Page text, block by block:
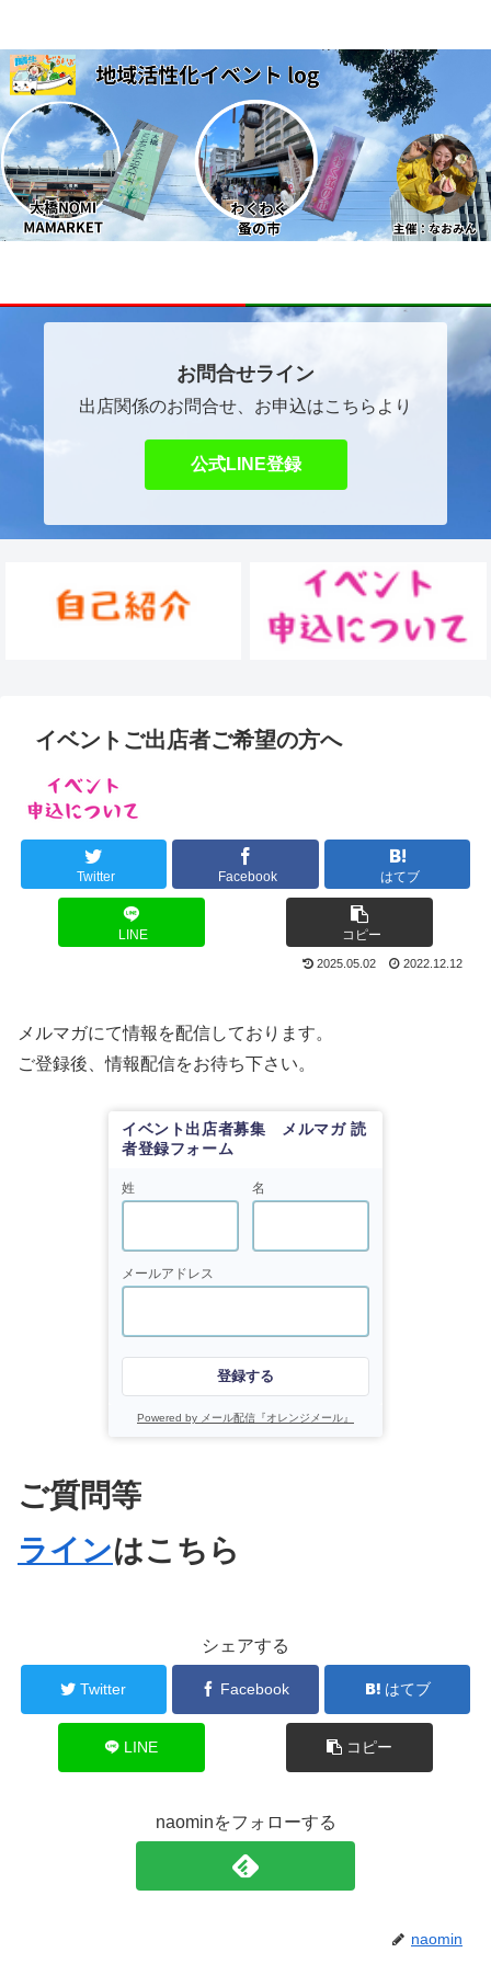
お問合せライン
出店関係のお問合せ、お申込はこちらより
公式LINE登録
イベントご出店者ご希望の方へ
Twitter Facebook はてブ
LINE コピー
2025.05.02 2022.12.12
メルマガにて情報を配信しております。
ご登録後、情報配信をお待ち下さい。
イベント出店者募集 メルマガ 読
者登録フォーム
姓 名
メールアドレス
登録する
Powered by メール配信『オレンジメール』
ご質問等
ラインはこちら
シェアする
Twitter Facebook はてブ
LINE コピー
naominをフォローする
naomin